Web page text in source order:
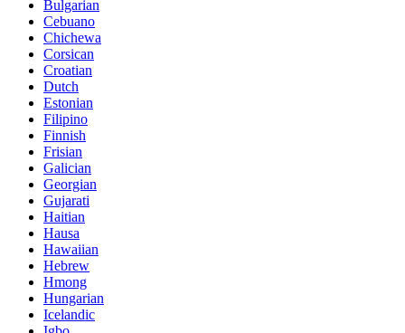
Bulgarian
Cebuano
Chichewa
Corsican
Croatian
Dutch
Estonian
Filipino
Finnish
Frisian
Galician
Georgian
Gujarati
Haitian
Hausa
Hawaiian
Hebrew
Hmong
Hungarian
Icelandic